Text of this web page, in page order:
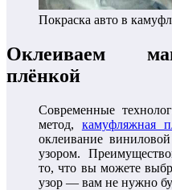
Покраска авто в
Оклеиваем
плёнкой
Современные
метод, камуфляжная
оклеивание
узором.
то, что вы можете
узор — вам не нужно